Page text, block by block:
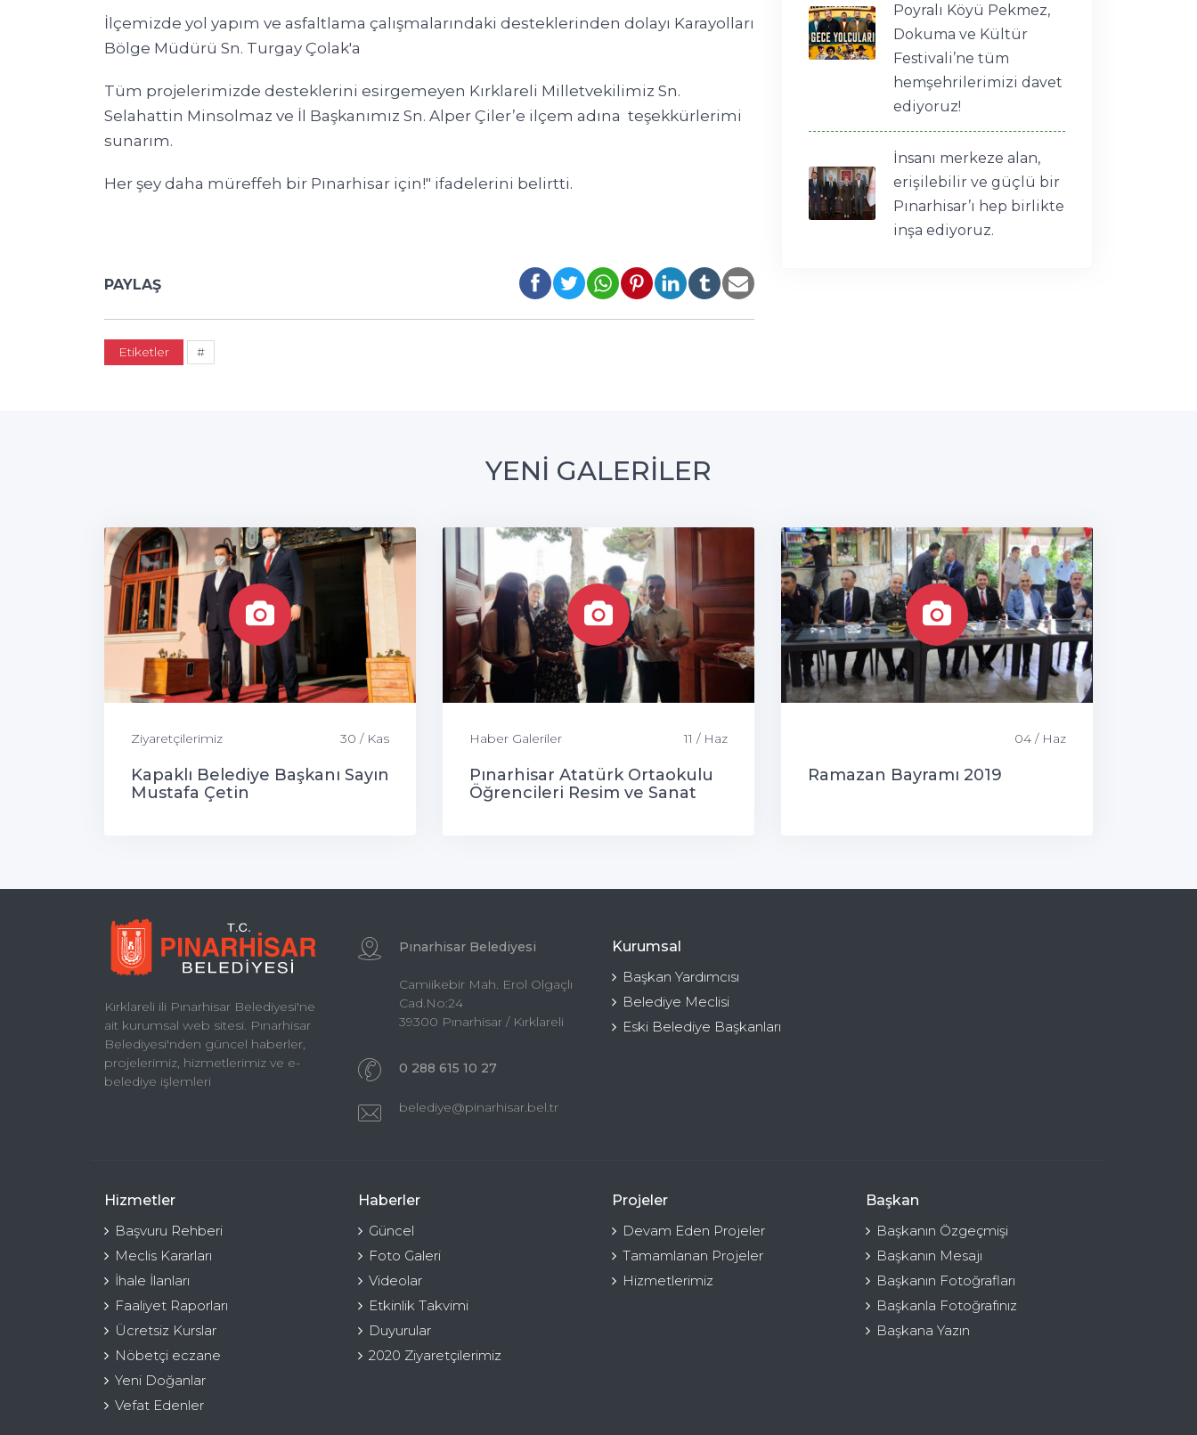
İlçemizde yol yapım ve asfaltlama çalışmalarındaki desteklerinden dolayı Karayolları
Bölge Müdürü Sn. Turgay Çolak'a
Tüm projelerimizde desteklerini esirgemeyen Kırklareli Milletvekilimiz Sn.
Selahattin Minsolmaz ve İl Başkanımız Sn. Alper Çiler’e ilçem adına teşekkürlerimi
sunarım.
Her şey daha müreffeh bir Pınarhisar için!" ifadelerini belirtti.
PAYLAŞ
Etiketler #
Poyralı Köyü Pekmez,
Dokuma ve Kültür
Festivali’ne tüm
hemşehrilerimizi davet
ediyoruz!
İnsanı merkeze alan,
erişilebilir ve güçlü bir
Pınarhisar’ı hep birlikte
inşa ediyoruz.
YENİ GALERİLER
Ziyaretçilerimiz 30 / Kas
Kapaklı Belediye Başkanı Sayın
Mustafa Çetin
Haber Galeriler 11 / Haz
Pınarhisar Atatürk Ortaokulu
Öğrencileri Resim ve Sanat
04 / Haz
Ramazan Bayramı 2019
Kırklareli ili Pınarhisar Belediyesi'ne
ait kurumsal web sitesi. Pınarhisar
Belediyesi'nden güncel haberler,
projelerimiz, hizmetlerimiz ve e-
belediye işlemleri
Pınarhisar Belediyesi
Camiikebir Mah. Erol Olgaçlı
Cad.No:24
39300 Pınarhisar / Kırklareli
0 288 615 10 27
belediye@pinarhisar.bel.tr
Kurumsal
Başkan Yardımcısı
Belediye Meclisi
Eski Belediye Başkanları
Hizmetler
Başvuru Rehberi
Meclis Kararları
İhale İlanları
Faaliyet Raporları
Ücretsiz Kurslar
Nöbetçi eczane
Yeni Doğanlar
Vefat Edenler
Haberler
Güncel
Foto Galeri
Videolar
Etkinlik Takvimi
Duyurular
2020 Ziyaretçilerimiz
Projeler
Devam Eden Projeler
Tamamlanan Projeler
Hizmetlerimiz
Başkan
Başkanın Özgeçmişi
Başkanın Mesajı
Başkanın Fotoğrafları
Başkanla Fotoğrafınız
Başkana Yazın